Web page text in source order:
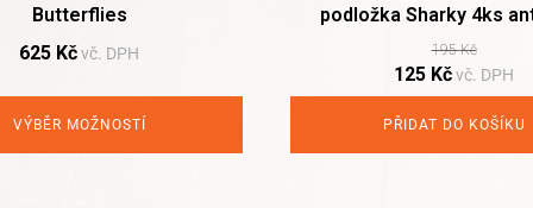
Butterflies
625 Kčvč. DPH
VÝBĚR MOŽNOSTÍ
podložka Sharky 4ks
195Kč
Original
was:
195 Kč.
125 KčCurrent
125 Kč.
vč. DPH
PŘIDAT DO KOŠÍKU